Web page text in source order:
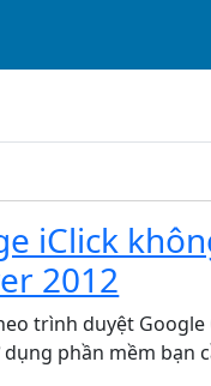
iClick
2012
trình duyệt
phần mềm bạn